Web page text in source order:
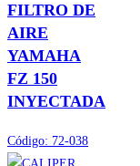
FILTRO DE
AIRE
YAMAHA
FZ 150
INYECTADA
Código: 72-038